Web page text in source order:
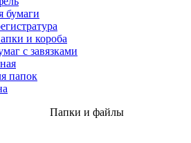
бумаги
и короба
с завязками
папок
Папки и файлы